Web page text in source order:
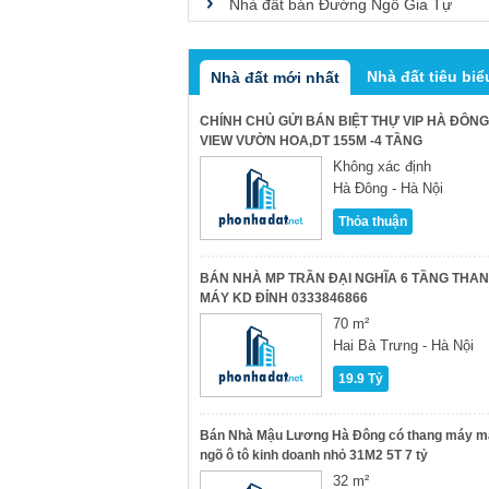
Nhà đất bán Đường Ngô Gia Tự
Nhà đất mới nhất Nhà đất tiêu
CHÍNH CHỦ GỬI BÁN BIỆT THỰ VIP HÀ
VIEW VƯỜN HOA,DT 155M -4 TẦNG
Không xác định
Hà Đông - Hà Nội
Thỏa thuận
BÁN NHÀ MP TRẦN ĐẠI NGHĨA 6 TẦNG
MÁY KD ĐỈNH 0333846866
70 m²
Hai Bà Trưng - Hà Nội
19.9 Tỷ
Bán Nhà Mậu Lương Hà Đông có thang máy
ngõ ô tô kinh doanh nhỏ 31M2 5T 7 tỷ
32 m²